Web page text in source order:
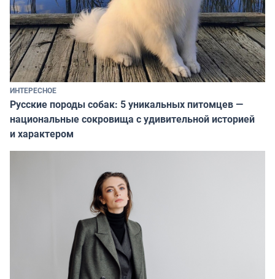
ИНТЕРЕСНОЕ
Русские породы собак: 5 уникальных питомцев —
национальные сокровища с удивительной историей
и характером